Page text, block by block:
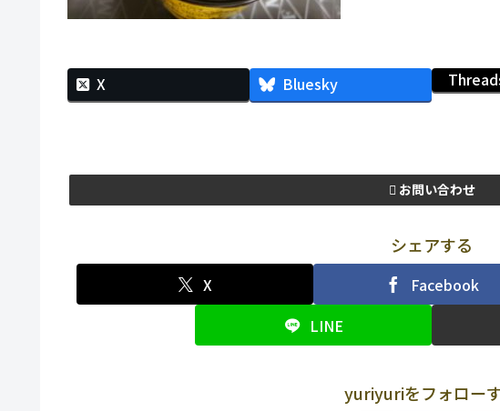
X Bluesky
お問い合わせ
シェアする
X Facebook
LINE
yuriyuriをフォロー